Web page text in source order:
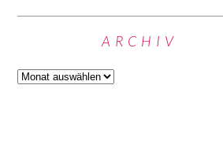
ARCHIV